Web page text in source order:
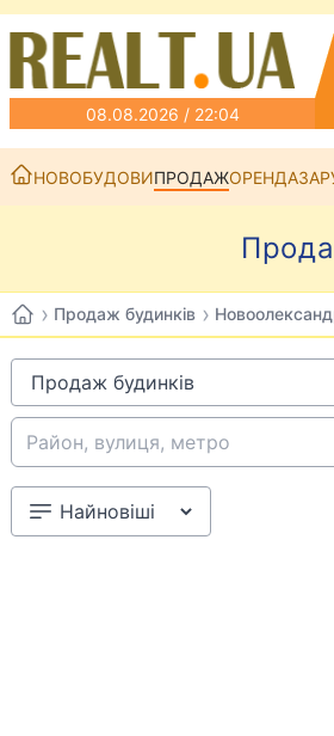
08.08.2026 / 22:04
НОВОБУДОВИПРОДАЖОРЕНДА
› Продаж будинків ›